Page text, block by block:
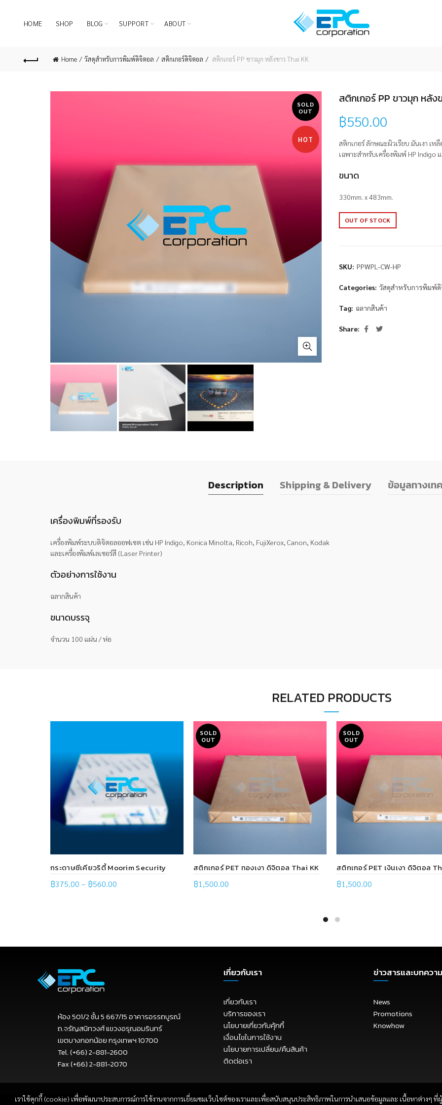
HOME SHOP BLOG SUPPORT ABOUT
Home วัสดุสำหรับการพิมพ์ดิจิตอล สติกเกอร์ดิจิตอล สติกเกอร์ PP ขาวมุก หลังขาว Thai KK
SOLD
OUT
HOT
สติกเกอร์ PP ขาวมุก หลัง
฿550.00
สติกเกอร์ ลักษณะผิวเรียบ มันเงา เ
เฉพาะสำหรับเครื่องพิมพ์ HP Indigo
ขนาด
330mm. x 483mm.
OUT OF STOCK
SKU: PPWPL-CW-HP
Categories: วัสดุสำหรับการพิมพ์
Tag: ฉลากสินค้า
Share
Description Shipping & Delivery ข้อมูลทางเท
เครื่องพิมพ์ที่รองรับ
เครื่องพิมพ์ระบบดิจิตอลออฟเซต เช่น HP Indigo, Konica Minolta, Ricoh, FujiXerox, Canon, Kodak
และเครื่องพิมพ์เลเซอร์สี (Laser Printer)
ตัวอย่างการใช้งาน
ฉลากสินค้า
ขนาดบรรจุ
จำนวน 100 แผ่น / ห่อ
RELATED PRODUCTS
กระดาษซีเคียวริตี้ Moorim Security
฿375.00 – ฿560.00
SOLD
OUT
สติกเกอร์ PET ทองเงา ดิจิตอล Thai KK
฿1,500.00
SOLD
OUT
สติกเกอร์ PET เงินเงา ดิจิตอล
฿1,500.00
ห้อง 501/2 ชั้น 5 667/15 อาคารอรรถบูรณ์
ถ.จรัญสนิทวงศ์ แขวงอรุณอมรินทร์
เขตบางกอกน้อย กรุงเทพฯ 10700
Tel. (+66) 2-881-2600
Fax (+66) 2-881-2070
เกี่ยวกับเรา
เกี่ยวกับเรา
บริการของเรา
นโยบายเกี่ยวกับคุ้กกี้
เงื่อนไขในการใช้งาน
นโยบายการเปลี่ยน/คืนสินค้า
ติดต่อเรา
ข่าวสารและบทควา
News
Promotions
Knowhow
เราใช้คุกกี้ (cookie) เพื่อพัฒนาประสบการณ์การใช้งานจากการเยี่ยมชมเว็บไซต์ของเราและเพื่อสนับสนุนประสิทธิภาพในการนำเสนอข้อมูลและ เนื้อหาต่างๆ ที่